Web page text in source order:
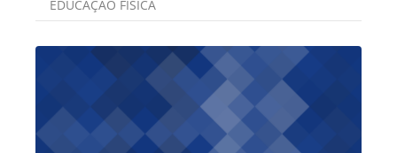
Categoria do curso
EDUCAÇÃO FÍSICA